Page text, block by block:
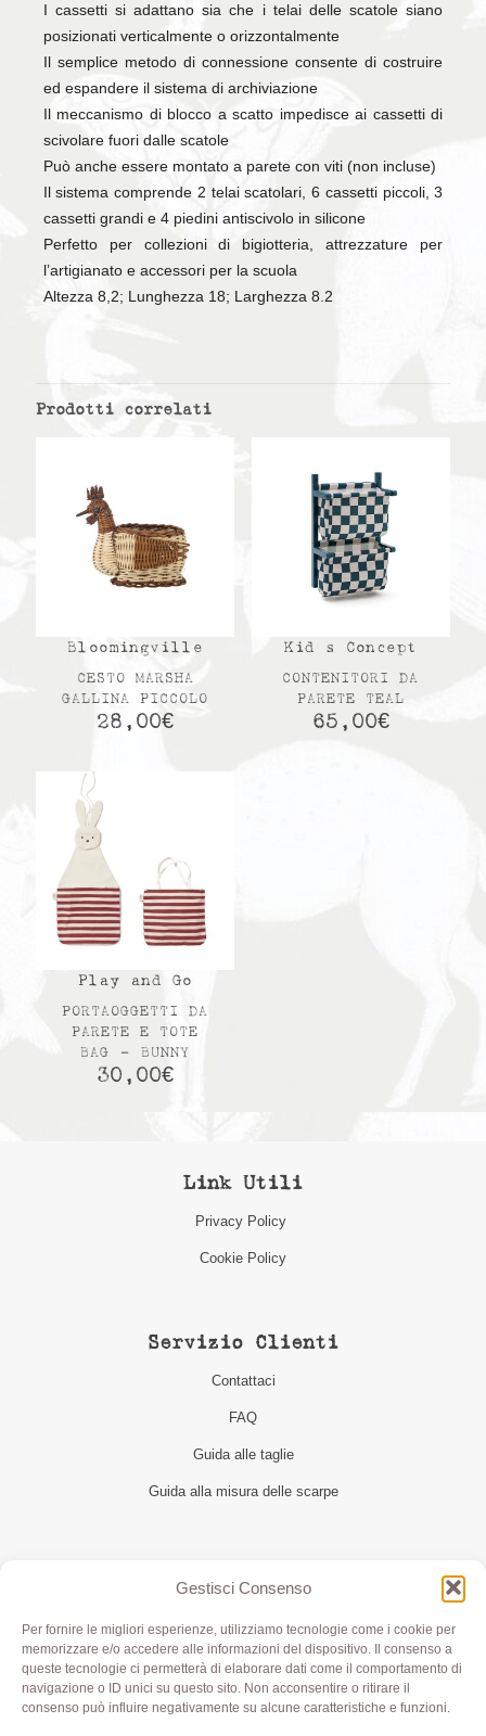
Gestisci Consenso
Per fornire le migliori esperienze, utilizziamo tecnologie come i cookie per
memorizzare e/o accedere alle informazioni del dispositivo. Il consenso a
queste tecnologie ci permetterà di elaborare dati come il comportamento di
navigazione o ID unici su questo sito. Non acconsentire o ritirare il
consenso può influire negativamente su alcune caratteristiche e funzioni.
I cassetti si adattano sia che i telai delle scatole siano
posizionati verticalmente o orizzontalmente
Il semplice metodo di connessione consente di costruire
ed espandere il sistema di archiviazione
Il meccanismo di blocco a scatto impedisce ai cassetti di
scivolare fuori dalle scatole
Può anche essere montato a parete con viti (non incluse)
Il sistema comprende 2 telai scatolari, 6 cassetti piccoli, 3
cassetti grandi e 4 piedini antiscivolo in silicone
Perfetto per collezioni di bigiotteria, attrezzature per
l’artigianato e accessori per la scuola
Altezza 8,2; Lunghezza 18; Larghezza 8.2
Prodotti correlati
Bloomingville
CESTO MARSHA
GALLINA PICCOLO
28,00€
Kid s Concept
CONTENITORI DA
PARETE TEAL
65,00€
Play and Go
PORTAOGGETTI DA
PARETE E TOTE
BAG – BUNNY
30,00€
Link Utili
Privacy Policy
Cookie Policy
Servizio Clienti
Contattaci
FAQ
Guida alle taglie
Guida alla misura delle scarpe
Seguici